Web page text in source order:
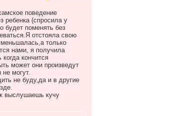
поведение
ребенка (спросила у
будет поменять без
отстояла свою
только
нами, я получила
кончится
может они произведут
они не могут.
и в другие
у них не везде.
кучу